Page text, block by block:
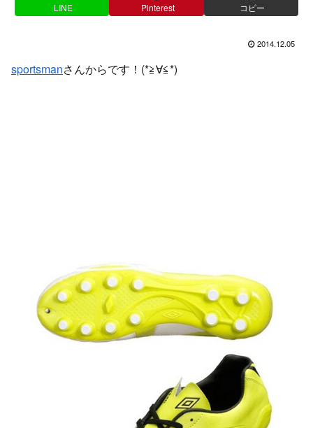
LINE Pinterest コピー
2014.12.05
sportsmanさんからです！(*≧∀≦*)